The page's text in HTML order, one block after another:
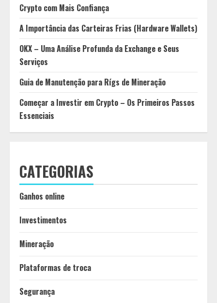
Crypto com Mais Confiança
A Importância das Carteiras Frias (Hardware Wallets)
OKX – Uma Análise Profunda da Exchange e Seus
Serviços
Guia de Manutenção para Rígs de Mineração
Começar a Investir em Crypto – Os Primeiros Passos
Essenciais
CATEGORIAS
Ganhos online
Investimentos
Mineração
Plataformas de troca
Segurança